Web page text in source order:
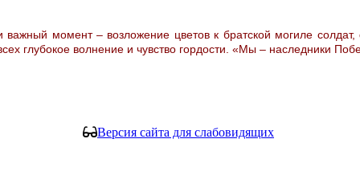
момент – возложение цветов к братской могиле
глубокое волнение и чувство гордости. «Мы – наследники
Версия сайта для слабовидящих